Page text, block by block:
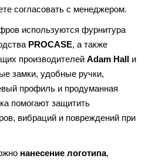
согласовать с менеджером.
используются фурнитура
PROCASE, а также
производителей Adam Hall и
замки, удобные ручки,
профиль и продуманная
помогают защитить
вибраций и повреждений при
нанесение логотипа,